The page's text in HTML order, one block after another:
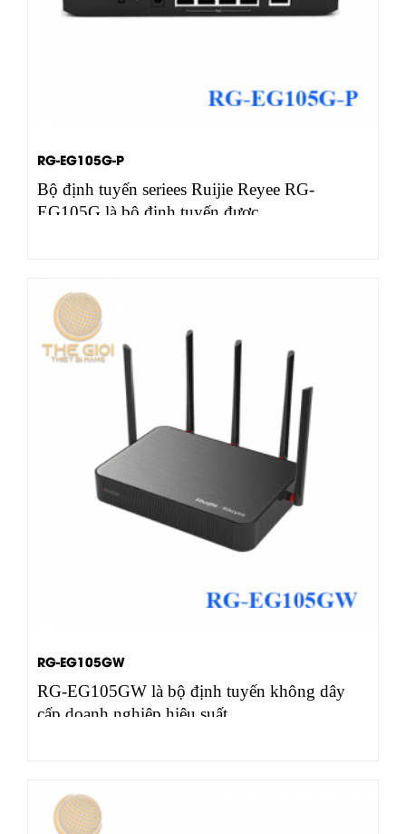
RG-EG105G-P
Bộ định tuyến seriees Ruijie Reyee RG-
EG105G là bộ định tuyến được…
RG-EG105GW
RG-EG105GW là bộ định tuyến không dây
cấp doanh nghiệp hiệu suất…